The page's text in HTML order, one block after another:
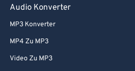
Audio Konverter
MP3 Konverter
MP4 Zu MP3
Video Zu MP3